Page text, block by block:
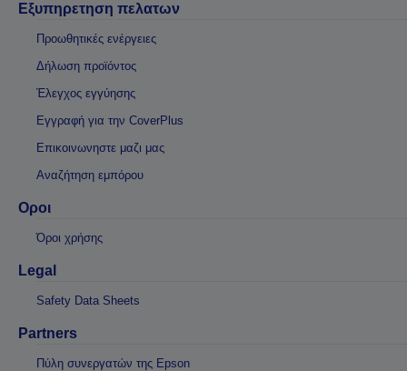
Εξυπηρετηση πελατων
Προωθητικές ενέργειες
Δήλωση προϊόντος
Έλεγχος εγγύησης
Εγγραφή για την CoverPlus
Επικοινωνηστε μαζι μας
Αναζήτηση εμπόρου
Οροι
Όροι χρήσης
Legal
Safety Data Sheets
Partners
Πύλη συνεργατών της Epson